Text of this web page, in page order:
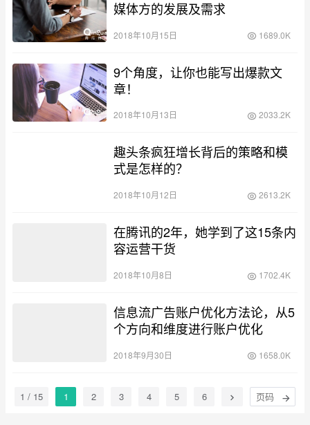
媒体方的发展及需求
2018年10月15日 1689.0K
9个角度，让你也能写出爆款文
章！
2018年10月13日 2033.2K
趣头条疯狂增长背后的策略和模
式是怎样的？
2018年10月12日 2613.2K
在腾讯的2年，她学到了这15条内
容运营干货
2018年10月8日 1702.4K
信息流广告账户优化方法论，从5
个方向和维度进行账户优化
2018年9月30日 1658.0K
1 / 15 1 2 3 4 5 6